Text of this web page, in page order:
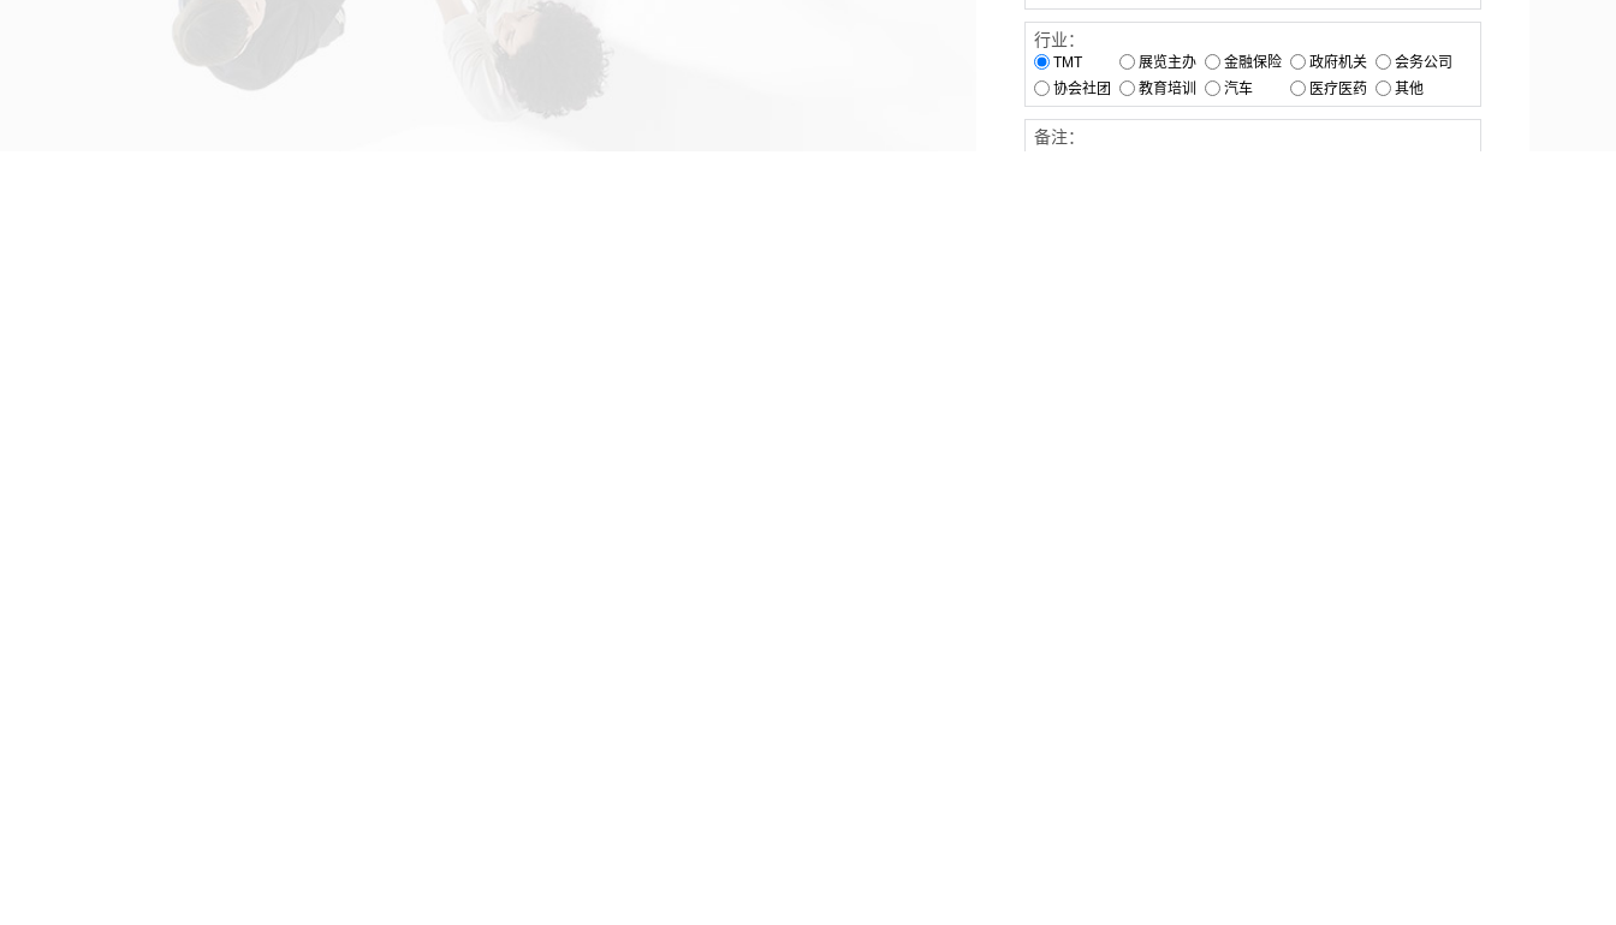
行业：
TMT 展览主办 金融保险 政府机关
会务公司
协会社团
教育培训 汽车 医疗医药 其他
备注：